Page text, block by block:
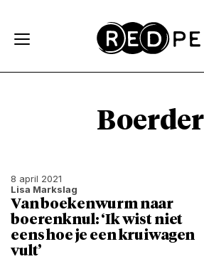
8 april 2021
Lisa Markslag
Van boekenwurm naar
boerenknul: ‘Ik wist niet
eens hoe je een kruiwagen
vult’